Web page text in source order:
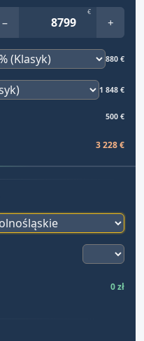
−
€
+
880 €
1 848 €
500 €
3 228 €
0 zł